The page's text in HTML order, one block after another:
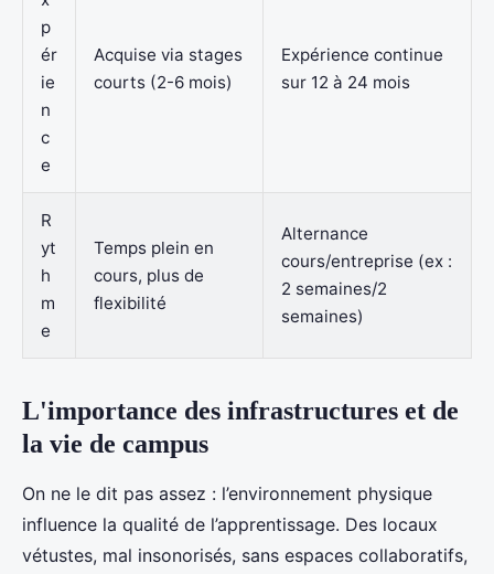
p
ér
ie
n
c
e
Acquise via stages
courts (2-6 mois)
Expérience continue
sur 12 à 24 mois
R
yt
h
m
e
Temps plein en
cours, plus de
flexibilité
Alternance
cours/entreprise (ex :
2 semaines/2
semaines)
L'importance des infrastructures et de
la vie de campus
On ne le dit pas assez : l’environnement physique
influence la qualité de l’apprentissage. Des locaux
vétustes, mal insonorisés, sans espaces collaboratifs,